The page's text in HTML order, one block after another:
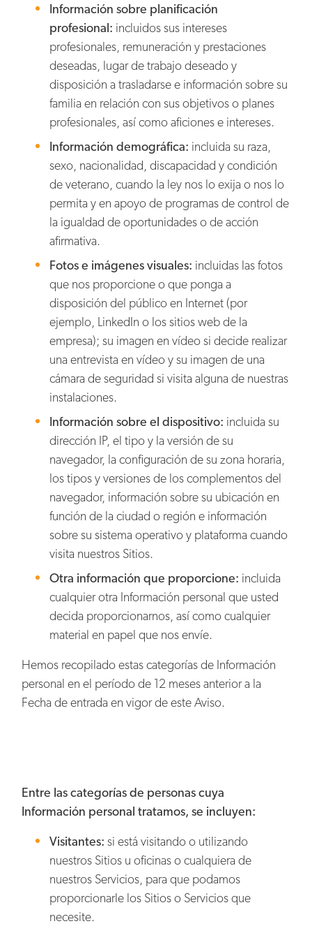
Información sobre planificación
profesional: incluidos sus intereses
profesionales, remuneración y prestaciones
deseadas, lugar de trabajo deseado y
disposición a trasladarse e información sobre su
familia en relación con sus objetivos o planes
profesionales, así como aficiones e intereses.
Información demográfica: incluida su raza,
sexo, nacionalidad, discapacidad y condición
de veterano, cuando la ley nos lo exija o nos lo
permita y en apoyo de programas de control de
la igualdad de oportunidades o de acción
afirmativa.
Fotos e imágenes visuales: incluidas las fotos
que nos proporcione o que ponga a
disposición del público en Internet (por
ejemplo, LinkedIn o los sitios web de la
empresa); su imagen en vídeo si decide realizar
una entrevista en vídeo y su imagen de una
cámara de seguridad si visita alguna de nuestras
instalaciones.
Información sobre el dispositivo: incluida su
dirección IP, el tipo y la versión de su
navegador, la configuración de su zona horaria,
los tipos y versiones de los complementos del
navegador, información sobre su ubicación en
función de la ciudad o región e información
sobre su sistema operativo y plataforma cuando
visita nuestros Sitios.
Otra información que proporcione: incluida
cualquier otra Información personal que usted
decida proporcionarnos, así como cualquier
material en papel que nos envíe.
Hemos recopilado estas categorías de Información
personal en el período de 12 meses anterior a la
Fecha de entrada en vigor de este Aviso.
Entre las categorías de personas cuya
Información personal tratamos, se incluyen:
Visitantes: si está visitando o utilizando
nuestros Sitios u oficinas o cualquiera de
nuestros Servicios, para que podamos
proporcionarle los Sitios o Servicios que
necesite.